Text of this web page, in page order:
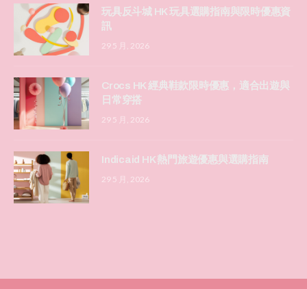
玩具反斗城 HK 玩具選購指南與限時優惠資
訊
29 5 月, 2026
Crocs HK 經典鞋款限時優惠，適合出遊與
日常穿搭
29 5 月, 2026
Indicaid HK 熱門旅遊優惠與選購指南
29 5 月, 2026